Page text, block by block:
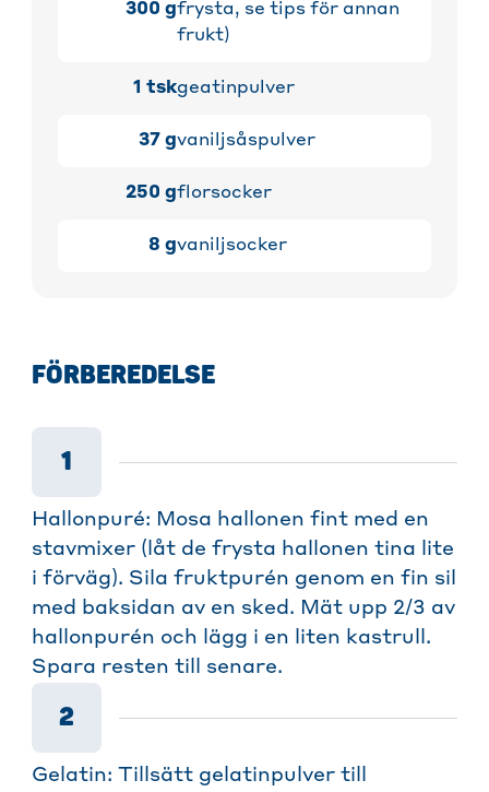
300 gfrysta, se tips för annan
frukt)
1 tskgeatinpulver
37 gvaniljsåspulver
250 gflorsocker
8 gvaniljsocker
FÖRBEREDELSE
1
Hallonpuré: Mosa hallonen fint med en
stavmixer (låt de frysta hallonen tina lite
i förväg). Sila fruktpurén genom en fin sil
med baksidan av en sked. Mät upp 2/3 av
hallonpurén och lägg i en liten kastrull.
Spara resten till senare.
2
Gelatin: Tillsätt gelatinpulver till